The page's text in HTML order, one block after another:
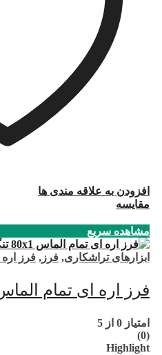
افزودن به علاقه مندی ها
مقایسه
مشاهده سریع
ابزارهای تراشکاری, فرز , فرز
فرز اره ای تمام
امتیاز 0 از 5
(0)
Highlight